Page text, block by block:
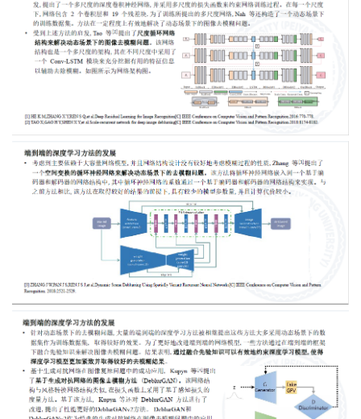
我
博
客
的
论
我
的
我
播
活
动
的
关
注
我
的
开
发
我
的
Programs
我
的